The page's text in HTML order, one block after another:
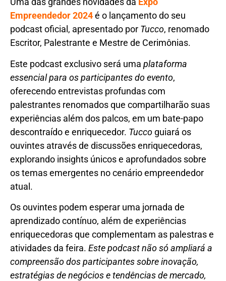
Empreendedor 2024é o lançamento do seu
podcast oficial, apresentado por Tucco, renomado
Escritor, Palestrante e Mestre de Cerimônias.
Este podcast exclusivo será uma plataforma
essencial para os participantes do evento,
oferecendo entrevistas profundas com
palestrantes renomados que compartilharão suas
experiências além dos palcos, em um bate-papo
descontraído e enriquecedor. Tucco guiará os
ouvintes através de discussões enriquecedoras,
explorando insights únicos e aprofundados sobre
os temas emergentes no cenário empreendedor
atual.
Os ouvintes podem esperar uma jornada de
aprendizado contínuo, além de experiências
enriquecedoras que complementam as palestras e
atividades da feira. Este podcast não só ampliará a
compreensão dos participantes sobre inovação,
estratégias de negócios e tendências de mercado,